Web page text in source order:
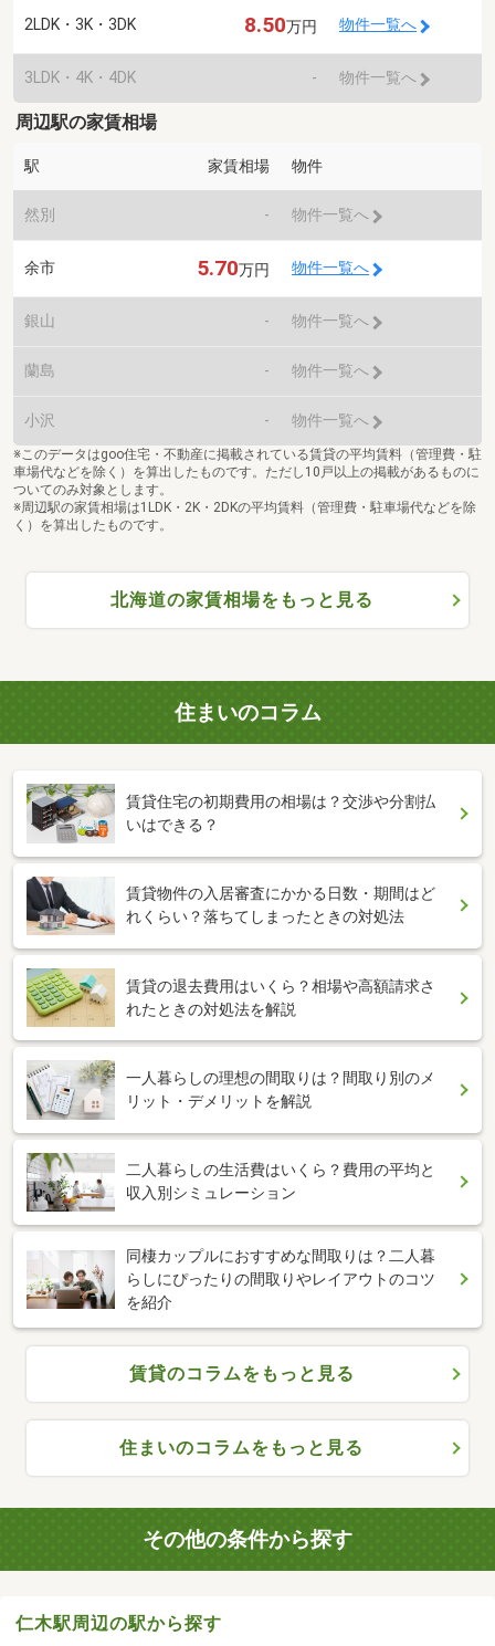
2LDK・3K・3DK 8.50万円 物件一覧へ
3LDK・4K・4DK - 物件一覧へ
周辺駅の家賃相場
駅 家賃相場 物件
然別 - 物件一覧へ
余市 5.70万円 物件一覧へ
銀山 - 物件一覧へ
蘭島 - 物件一覧へ
小沢 - 物件一覧へ
※このデータはgoo住宅・不動産に掲載されている賃貸の平均賃料（管理費・駐
車場代などを除く）を算出したものです。ただし10戸以上の掲載があるものに
ついてのみ対象とします。
※周辺駅の家賃相場は1LDK・2K・2DKの平均賃料（管理費・駐車場代などを除
く）を算出したものです。
北海道の家賃相場をもっと見る
住まいのコラム
賃貸住宅の初期費用の相場は？交渉や分割払
いはできる？
賃貸物件の入居審査にかかる日数・期間はど
れくらい？落ちてしまったときの対処法
賃貸の退去費用はいくら？相場や高額請求さ
れたときの対処法を解説
一人暮らしの理想の間取りは？間取り別のメ
リット・デメリットを解説
二人暮らしの生活費はいくら？費用の平均と
収入別シミュレーション
同棲カップルにおすすめな間取りは？二人暮
らしにぴったりの間取りやレイアウトのコツ
を紹介
賃貸のコラムをもっと見る
住まいのコラムをもっと見る
その他の条件から探す
仁木駅周辺の駅から探す